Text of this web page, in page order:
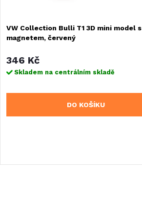
VW Collection Bulli T1 3D mini model s
magnetem, červený
346 Kč
Skladem na centrálním skladě
DO KOŠÍKU